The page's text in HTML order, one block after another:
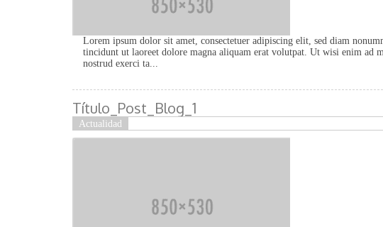
Lorem ipsum dolor sit amet, consectetuer adipiscing elit, sed diam
tincidunt ut laoreet dolore magna aliquam erat volutpat. Ut wisi enim ad
nostrud exerci ta...
Título_Post_Blog_1
Actualidad